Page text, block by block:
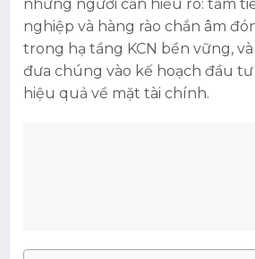
những người cần hiểu rõ: tấm
nghiệp và hàng rào chắn âm
trong hạ tầng KCN bền vững,
đưa chúng vào kế hoạch đầu
hiệu quả về mặt tài chính.